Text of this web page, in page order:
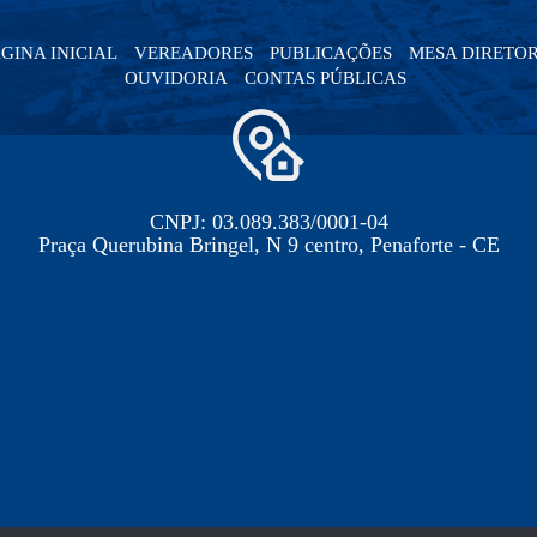
INICIAL VEREADORES PUBLICAÇÕES
MESA
OUVIDORIA
CONTAS PÚBLICAS
CNPJ: 03.089.383/0001-04
Praça Querubina Bringel, N 9 centro, Penaforte - CE